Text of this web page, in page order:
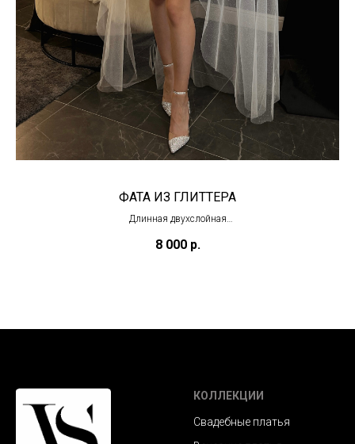
ФАТА ИЗ ГЛИТТЕРА
Длинная двухслойная
8 000 р.
КОЛЛЕКЦИИ
Свадебные платья